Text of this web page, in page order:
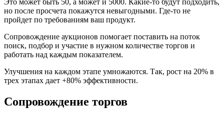
Это может быть 50, а может и 5000. Какие-то будут подходить,
но после просчета покажутся невыгодными. Где-то не
пройдет по требованиям ваш продукт.
Сопровождение аукционов помогает поставить на поток
поиск, подбор и участие в нужном количестве торгов и
работать над каждым показателем.
Улучшения на каждом этапе умножаются. Так, рост на 20% в
трех этапах дает +80% эффективности.
Сопровождение торгов